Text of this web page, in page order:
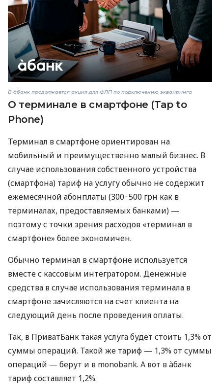
В àбанк продолжается акция для ФЛП по подключению эквайринга
О терминале в смартфоне (Tap to
Phone)
Терминал в смартфоне ориентирован на
мобильный и преимущественно малый бизнес. В
случае использования собственного устройства
(смартфона) тариф на услугу обычно не содержит
ежемесячной абонплаты (300−500 грн как в
терминалах, предоставляемых банками) —
поэтому с точки зрения расходов «терминал в
смартфоне» более экономичен.
Обычно терминал в смартфоне используется
вместе с кассовым интегратором. Денежные
средства в случае использования терминала в
смартфоне зачисляются на счет клиента на
следующий день после проведения оплаты.
Так, в ПриватБанк такая услуга будет стоить 1,3% от
суммы операций. Такой же тариф — 1,3% от суммы
операций — берут и в monobank. А вот в àбанк
тариф составляет 1,2%.